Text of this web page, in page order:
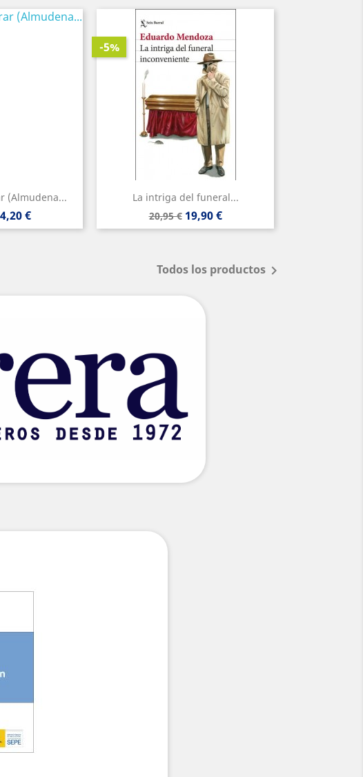
(Almudena...
€
La intriga del funeral...
Precio
base
20,95 €
-5%
Precio
19,90 €
Todos los productos 